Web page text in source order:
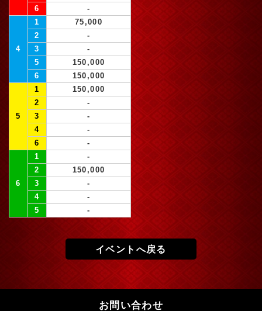
6
-
4
1
75,000
2
-
3
-
5
150,000
6
150,000
5
1
150,000
2
-
3
-
4
-
6
-
6
1
-
2
150,000
3
-
4
-
5
-
イベントへ戻る
お問い合わせ